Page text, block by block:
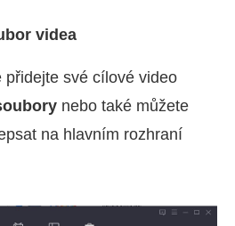
videa
přidejte své cílové video
nebo také můžete
na hlavním rozhraní